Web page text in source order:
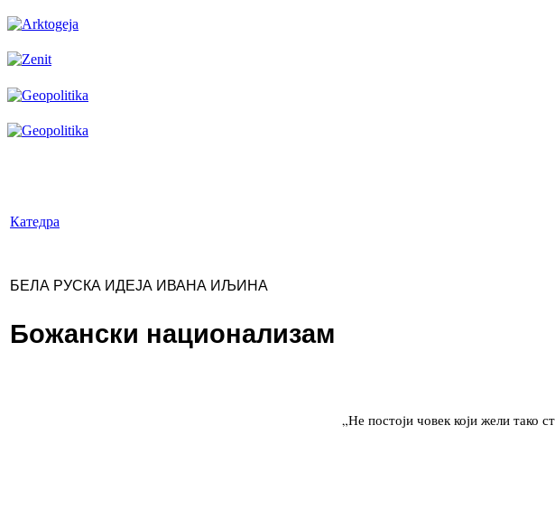
Катедра
БЕЛА РУСКА ИДЕЈА ИВАНА ИЉИНА
Божански национализам
„Не постоји човек који жели тако